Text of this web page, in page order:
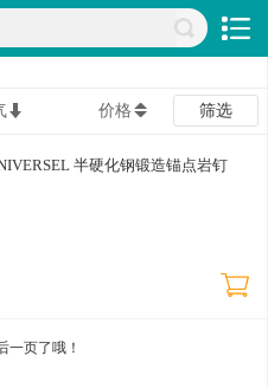
价格 筛选
半硬化钢锻造锚点岩钉
一页了哦！